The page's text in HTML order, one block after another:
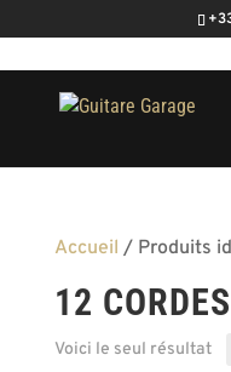
Accueil / Produits
12 CORDES
Voici le seul résultat